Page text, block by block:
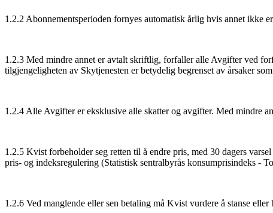
1.2.2 Abonnementsperioden fornyes automatisk årlig hvis annet ikke
1.2.3 Med mindre annet er avtalt skriftlig, forfaller alle Avgifter ved
tilgjengeligheten av Skytjenesten er betydelig begrenset av årsaker
1.2.4 Alle Avgifter er eksklusive alle skatter og avgifter. Med mindre
1.2.5 Kvist forbeholder seg retten til å endre pris, med 30 dagers
pris- og indeksregulering (Statistisk sentralbyrås konsumprisindeks -
1.2.6 Ved manglende eller sen betaling må Kvist vurdere å stanse